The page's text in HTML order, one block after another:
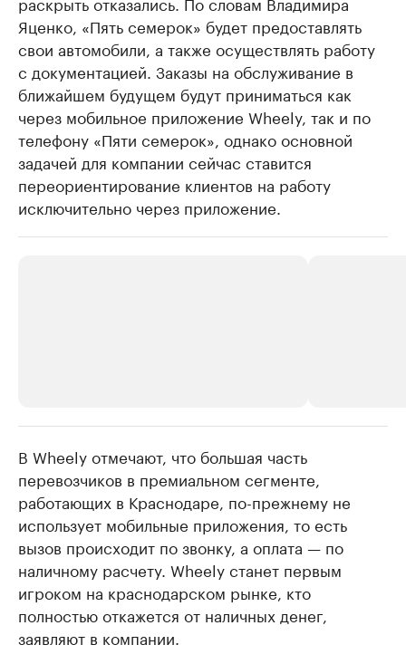
Яценко, «Пять семерок» будет предоставлять
свои автомобили, а также осуществлять работу
с документацией. Заказы на обслуживание в
ближайшем будущем будут приниматься как
через мобильное приложение Wheely, так и по
телефону «Пяти семерок», однако основной
задачей для компании сейчас ставится
переориентирование клиентов на работу
исключительно через приложение.
Крупнейшие производители и
продавцы медийной продукции
Ознакомьтесь с информацией в каталоге
Страховые
Посмотрите в
В Wheely отмечают, что большая часть
перевозчиков в премиальном сегменте,
работающих в Краснодаре, по-прежнему не
использует мобильные приложения, то есть
вызов происходит по звонку, а оплата — по
наличному расчету. Wheely станет первым
игроком на краснодарском рынке, кто
полностью откажется от наличных денег,
заявляют в компании.